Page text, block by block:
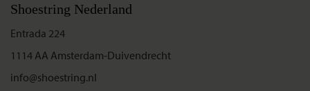
Shoestring Nederland
Entrada 224
1114 AA Amsterdam-Duivendrecht
info@shoestring.nl